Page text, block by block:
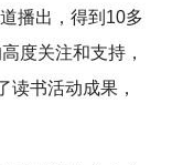
播出，得到10多
度关注和支持，
读书活动成果，